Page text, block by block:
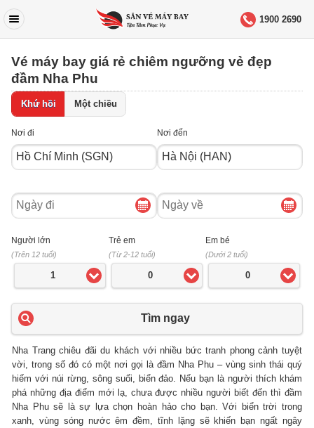
1900 2690
Vé máy bay giá rẻ chiêm ngưỡng vẻ đẹp
đầm Nha Phu
Khứ hồi Một chiều
Nơi đi Nơi đến
Ngày
đi
Ngày
về
Người lớn
(Trên 12 tuổi)
1
Trẻ em
(Từ 2-12 tuổi)
0
Em bé
(Dưới 2 tuổi)
0
Tìm ngay
Nha Trang chiêu đãi du khách với nhiều bức tranh phong cảnh tuyệt
vời, trong số đó có một nơi gọi là đầm Nha Phu – vùng sinh thái quý
hiếm với núi rừng, sông suối, biển đảo. Nếu bạn là người thích khám
phá những địa điểm mới lạ, chưa được nhiều người biết đến thì đầm
Nha Phu sẽ là sự lựa chọn hoàn hảo cho bạn. Với biển trời trong
xanh, vùng sóng nước êm đềm, tĩnh lặng sẽ khiến bạn ngất ngây